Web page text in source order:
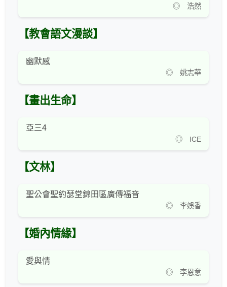
◎ 浩然
【教會語文漫談】
幽默感
◎ 姚志華
【畫出生命】
亞三4
◎ ICE
【文林】
聖公會聖約瑟堂錦田區廣傳福音
◎ 李娛香
【婚內情緣】
愛與情
◎ 李恩意